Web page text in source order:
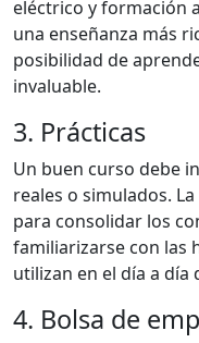
eléctrico y formación
una enseñanza más
posibilidad de
invaluable.
3. Prácticas
Un buen curso debe
reales o simulados.
para consolidar los
familiarizarse con las
utilizan en el día a día
4. Bolsa de